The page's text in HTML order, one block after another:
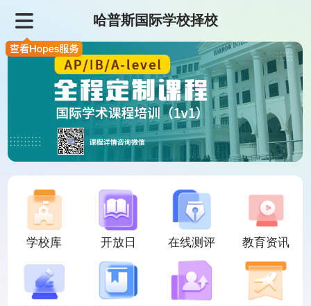
哈普斯国际学校择校
学校库 开放日 在线测评 教育资讯